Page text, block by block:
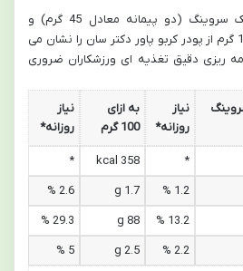
جدول زیر، ارزش غذایی یک سروینگ (دو پیمانه معادل 45 گرم) و
همچنین ارزش غذایی در 100 گرم از پودر کربو پاور دکتر سان را نشان می
ریزی دقیق تغذیه ای ورزشکاران ضروری
نیاز
روزانه*
به ازای
100 گرم
نیاز
روزانه*
*
358 kcal
*
1.2 %
1.7 g
2.6 %
13.2 %
88 g
29.3 %
2.2 %
2.5 g
5 %